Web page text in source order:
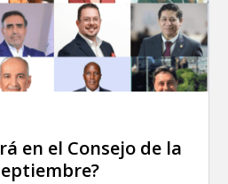
en el Consejo de la